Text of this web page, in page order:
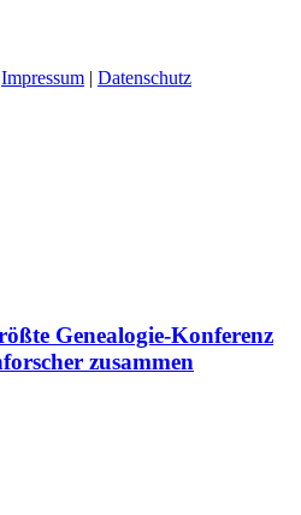
Impressum Datenschutz
Genealogie-Konferenz
zusammen